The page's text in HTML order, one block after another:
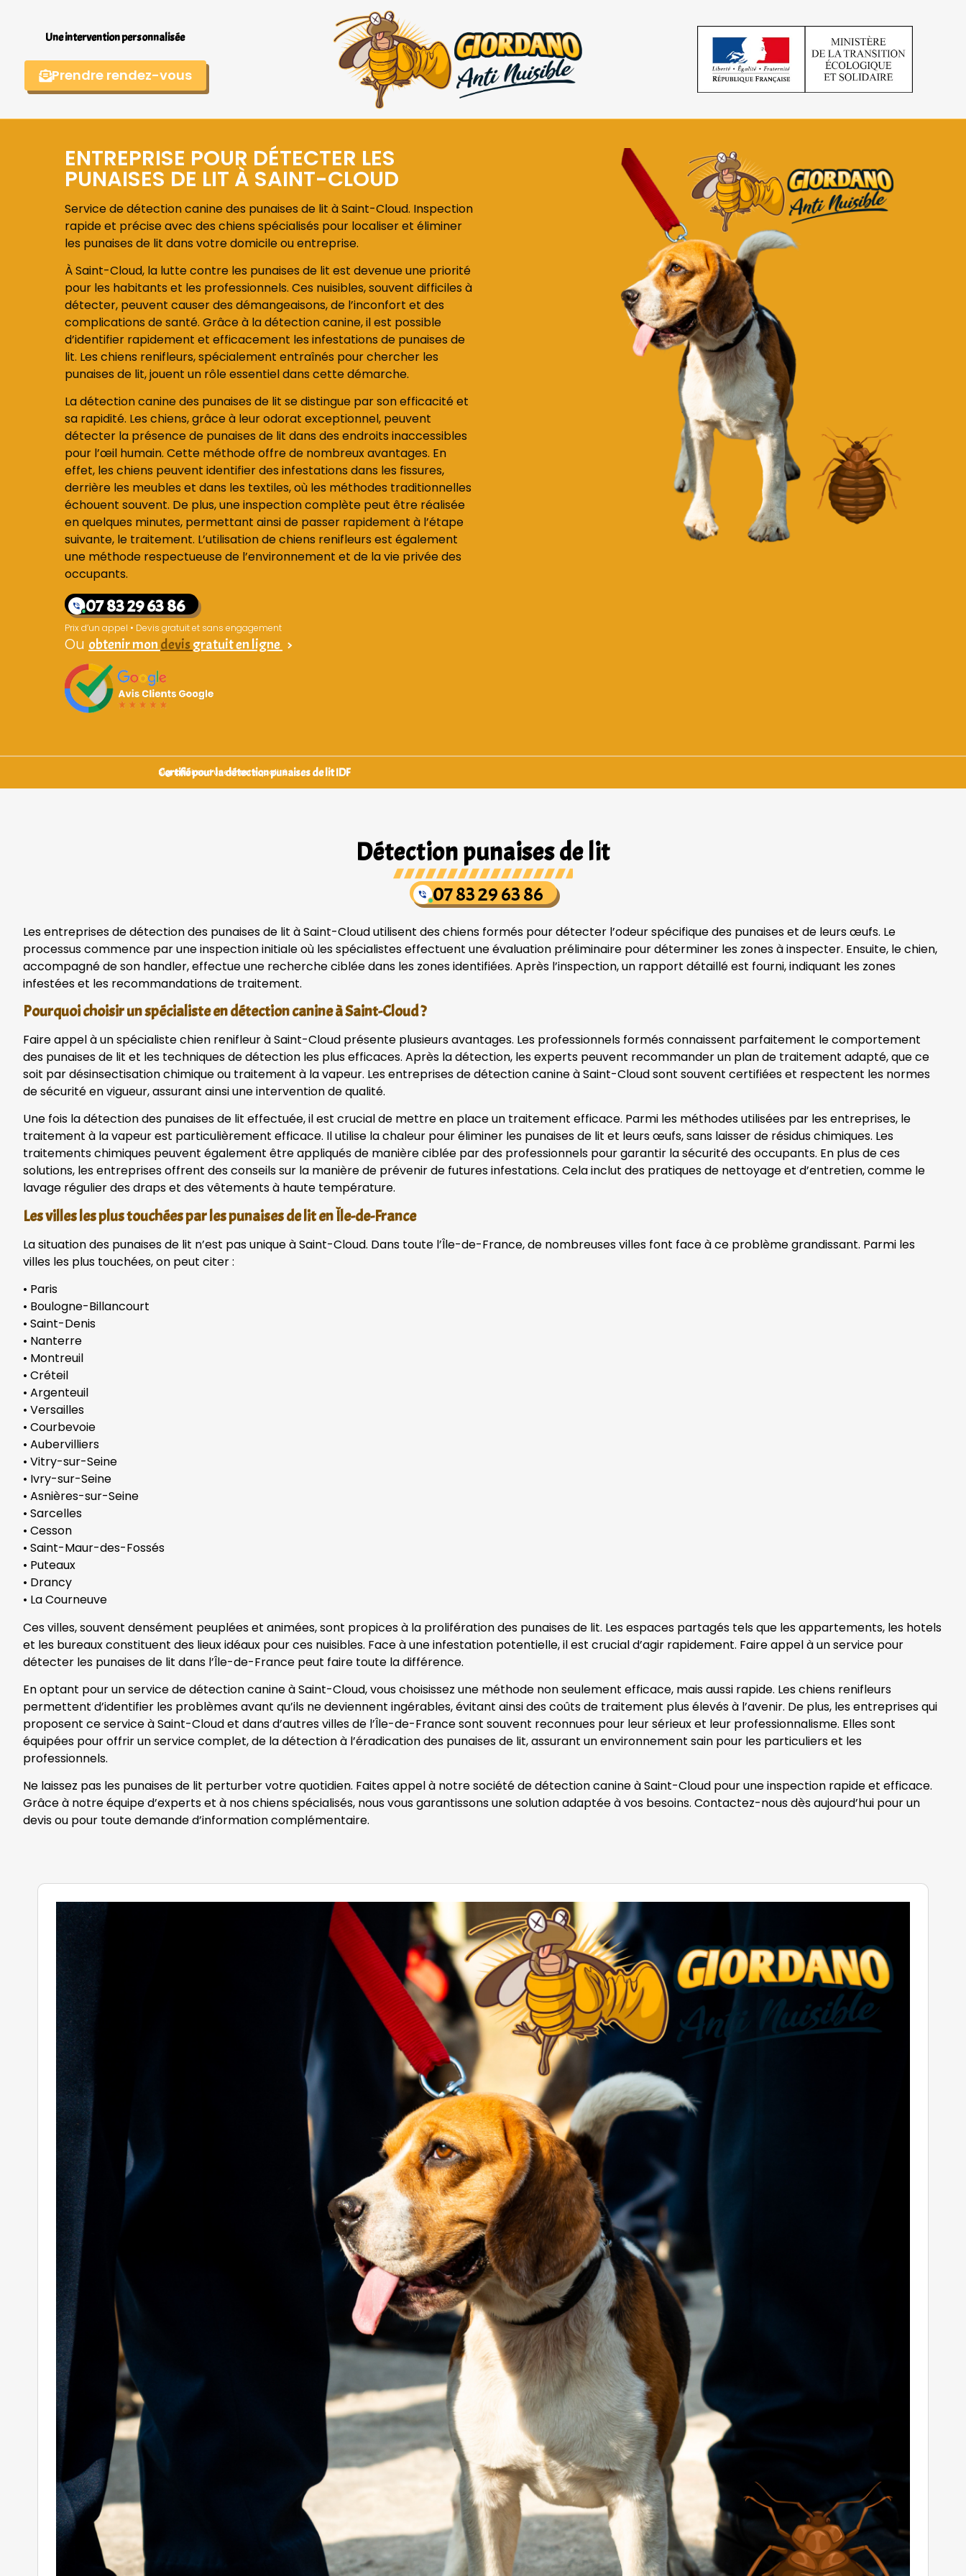
Une intervention personnalisée
Prendre rendez-vous
ENTREPRISE POUR DÉTECTER LES
PUNAISES DE LIT À SAINT-CLOUD
Service de détection canine des punaises de lit à Saint-Cloud. Inspection
rapide et précise avec des chiens spécialisés pour localiser et éliminer
les punaises de lit dans votre domicile ou entreprise.
À Saint-Cloud, la lutte contre les punaises de lit est devenue une priorité
pour les habitants et les professionnels. Ces nuisibles, souvent difficiles à
détecter, peuvent causer des démangeaisons, de l’inconfort et des
complications de santé. Grâce à la détection canine, il est possible
d’identifier rapidement et efficacement les infestations de punaises de
lit. Les chiens renifleurs, spécialement entraînés pour chercher les
punaises de lit, jouent un rôle essentiel dans cette démarche.
La détection canine des punaises de lit se distingue par son efficacité et
sa rapidité. Les chiens, grâce à leur odorat exceptionnel, peuvent
détecter la présence de punaises de lit dans des endroits inaccessibles
pour l’œil humain. Cette méthode offre de nombreux avantages. En
effet, les chiens peuvent identifier des infestations dans les fissures,
derrière les meubles et dans les textiles, où les méthodes traditionnelles
échouent souvent. De plus, une inspection complète peut être réalisée
en quelques minutes, permettant ainsi de passer rapidement à l’étape
suivante, le traitement. L’utilisation de chiens renifleurs est également
une méthode respectueuse de l’environnement et de la vie privée des
occupants.
07 83 29 63 86
Prix d’un appel • Devis gratuit et sans engagement
Ou obtenir mon devis gratuit en ligne >
Certifié pour la détection punaises de lit IDF
Signataires d’une charte qualité
Détection punaises de lit
07 83 29 63 86
Les entreprises de détection des punaises de lit à Saint-Cloud utilisent des chiens formés pour détecter l’odeur spécifique des punaises et de leurs œufs. Le
processus commence par une inspection initiale où les spécialistes effectuent une évaluation préliminaire pour déterminer les zones à inspecter. Ensuite, le chien,
accompagné de son handler, effectue une recherche ciblée dans les zones identifiées. Après l’inspection, un rapport détaillé est fourni, indiquant les zones
infestées et les recommandations de traitement.
Pourquoi choisir un spécialiste en détection canine à Saint-Cloud ?
Faire appel à un spécialiste chien renifleur à Saint-Cloud présente plusieurs avantages. Les professionnels formés connaissent parfaitement le comportement
des punaises de lit et les techniques de détection les plus efficaces. Après la détection, les experts peuvent recommander un plan de traitement adapté, que ce
soit par désinsectisation chimique ou traitement à la vapeur. Les entreprises de détection canine à Saint-Cloud sont souvent certifiées et respectent les normes
de sécurité en vigueur, assurant ainsi une intervention de qualité.
Une fois la détection des punaises de lit effectuée, il est crucial de mettre en place un traitement efficace. Parmi les méthodes utilisées par les entreprises, le
traitement à la vapeur est particulièrement efficace. Il utilise la chaleur pour éliminer les punaises de lit et leurs œufs, sans laisser de résidus chimiques. Les
traitements chimiques peuvent également être appliqués de manière ciblée par des professionnels pour garantir la sécurité des occupants. En plus de ces
solutions, les entreprises offrent des conseils sur la manière de prévenir de futures infestations. Cela inclut des pratiques de nettoyage et d’entretien, comme le
lavage régulier des draps et des vêtements à haute température.
Les villes les plus touchées par les punaises de lit en Île-de-France
La situation des punaises de lit n’est pas unique à Saint-Cloud. Dans toute l’Île-de-France, de nombreuses villes font face à ce problème grandissant. Parmi les
villes les plus touchées, on peut citer :
• Paris
• Boulogne-Billancourt
• Saint-Denis
• Nanterre
• Montreuil
• Créteil
• Argenteuil
• Versailles
• Courbevoie
• Aubervilliers
• Vitry-sur-Seine
• Ivry-sur-Seine
• Asnières-sur-Seine
• Sarcelles
• Cesson
• Saint-Maur-des-Fossés
• Puteaux
• Drancy
• La Courneuve
Ces villes, souvent densément peuplées et animées, sont propices à la prolifération des punaises de lit. Les espaces partagés tels que les appartements, les hotels
et les bureaux constituent des lieux idéaux pour ces nuisibles. Face à une infestation potentielle, il est crucial d’agir rapidement. Faire appel à un service pour
détecter les punaises de lit dans l’Île-de-France peut faire toute la différence.
En optant pour un service de détection canine à Saint-Cloud, vous choisissez une méthode non seulement efficace, mais aussi rapide. Les chiens renifleurs
permettent d’identifier les problèmes avant qu’ils ne deviennent ingérables, évitant ainsi des coûts de traitement plus élevés à l’avenir. De plus, les entreprises qui
proposent ce service à Saint-Cloud et dans d’autres villes de l’Île-de-France sont souvent reconnues pour leur sérieux et leur professionnalisme. Elles sont
équipées pour offrir un service complet, de la détection à l’éradication des punaises de lit, assurant un environnement sain pour les particuliers et les
professionnels.
Ne laissez pas les punaises de lit perturber votre quotidien. Faites appel à notre société de détection canine à Saint-Cloud pour une inspection rapide et efficace.
Grâce à notre équipe d’experts et à nos chiens spécialisés, nous vous garantissons une solution adaptée à vos besoins. Contactez-nous dès aujourd’hui pour un
devis ou pour toute demande d’information complémentaire.